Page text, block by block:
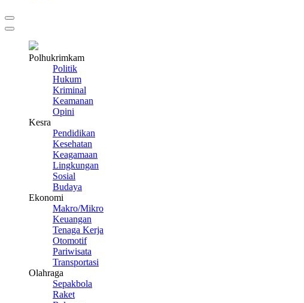
Polhukrimkam
Politik
Hukum
Kriminal
Keamanan
Opini
Kesra
Pendidikan
Kesehatan
Keagamaan
Lingkungan
Sosial
Budaya
Ekonomi
Makro/Mikro
Keuangan
Tenaga Kerja
Otomotif
Pariwisata
Transportasi
Olahraga
Sepakbola
Raket